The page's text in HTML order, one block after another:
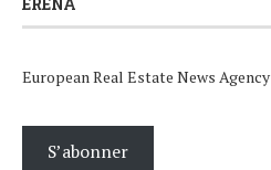
ERENA
European Real Estate News Agency
S’abonner